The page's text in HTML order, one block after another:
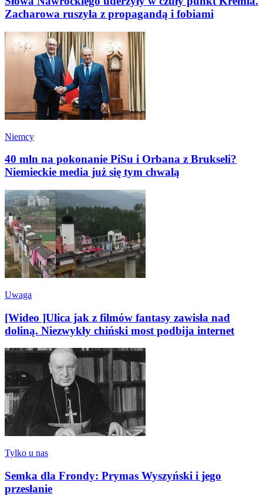
Zacharowa ruszyła z propagandą i fobiami
Niemcy
40 mln na pokonanie PiSu i Orbana z Brukseli?
Niemieckie media już się tym chwalą
Uwaga
[Wideo ]Ulica jak z filmów fantasy zawisła nad
doliną. Niezwykły chiński most podbija internet
Tylko u nas
Semka dla Frondy: Prymas Wyszyński i jego
przesłanie